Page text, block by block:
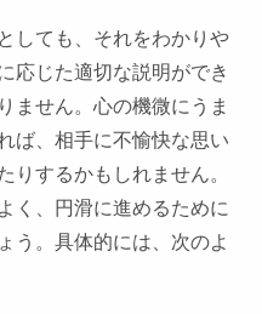
しても、それをわかりや
応じた適切な説明ができ
ません。心の機微にうま
ば、相手に不愉快な思い
りするかもしれません。
く、円滑に進めるために
う。具体的には、次のよ